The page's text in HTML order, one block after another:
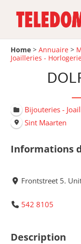
Home >Annuaire >
Joailleries -
Bijouteries -
Sint Maarten
Informations
Frontstreet 5.
542 8105
Description